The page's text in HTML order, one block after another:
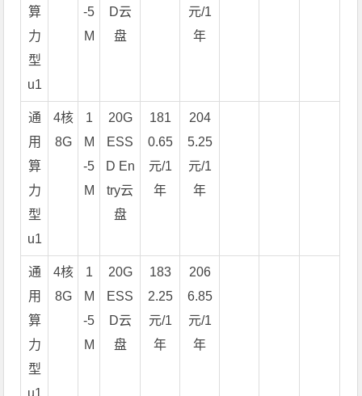
算
力
型
u1
-5
M
D云
盘
元/1
年
通
用
算
力
型
u1
4核
8G
1
M
-5
M
20G
ESS
D En
try云
盘
181
0.65
元/1
年
204
5.25
元/1
年
通
用
算
力
型
u1
4核
8G
1
M
-5
M
20G
ESS
D云
盘
183
2.25
元/1
年
206
6.85
元/1
年